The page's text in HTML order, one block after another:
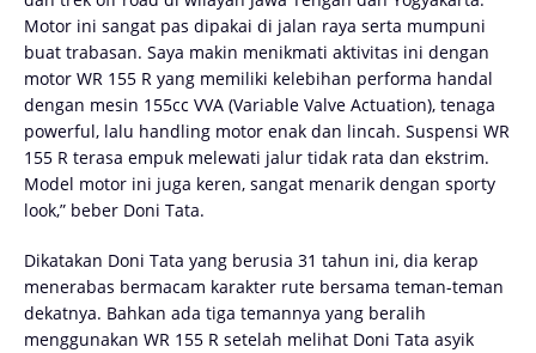
Motor ini sangat pas dipakai di jalan raya serta mumpuni
buat trabasan. Saya makin menikmati aktivitas ini dengan
motor WR 155 R yang memiliki kelebihan performa handal
dengan mesin 155cc VVA (Variable Valve Actuation), tenaga
powerful, lalu handling motor enak dan lincah. Suspensi WR
155 R terasa empuk melewati jalur tidak rata dan ekstrim.
Model motor ini juga keren, sangat menarik dengan sporty
look,” beber Doni Tata.
Dikatakan Doni Tata yang berusia 31 tahun ini, dia kerap
menerabas bermacam karakter rute bersama teman-teman
dekatnya. Bahkan ada tiga temannya yang beralih
menggunakan WR 155 R setelah melihat Doni Tata asyik